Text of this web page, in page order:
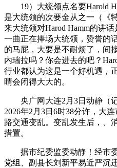
19）大统领点名要Harold
是大统领的次要金从之一（《
来大统领对Harod Hamm的讲
一曲正在捧场大统领，赞誉的
的马屁，大要是不耐烦了，间
内瑞拉吗？你会进去的吧？
行业都认为这是一个好机遇，
睛会闭得大大的。
央广网大连2月3日动静（记
2026年2月3日6时38分许，大
路交通变乱。变乱发生后，、
措置。
据市纪委监委动静！经市委
党组、副县长刘新平易近严沉